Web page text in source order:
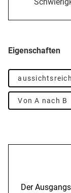
Eigenschaften
aussichtsreich
Von A nach B
Der